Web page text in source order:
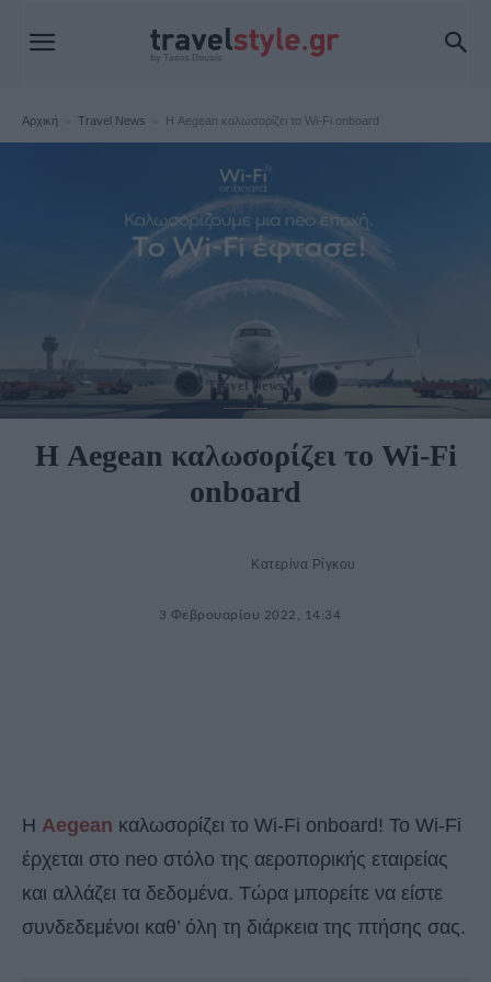
Αρχική Travel News Η Aegean καλωσορίζει το Wi-Fi onboard
Travel News
Η Aegean καλωσορίζει το Wi-Fi
onboard
Κατερίνα Ρίγκου
3 Φεβρουαρίου 2022, 14:34
H Aegean καλωσορίζει το Wi-Fi onboard! Το Wi-Fi
έρχεται στο neo στόλο της αεροπορικής εταιρείας
και αλλάζει τα δεδομένα. Τώρα μπορείτε να είστε
συνδεδεμένοι καθ’ όλη τη διάρκεια της πτήσης σας.